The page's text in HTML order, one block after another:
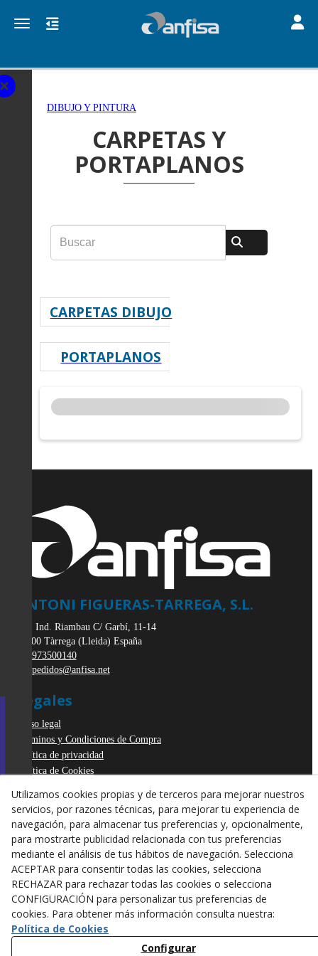
Toggle navigation
DIBUJO Y PINTURA
CARPETAS Y
PORTAPLANOS
CARPETAS DIBUJO
PORTAPLANOS
ANTONI FIGUERAS-TARREGA, S.L.
Pol. Ind. Riambau C/ Garbí, 11-14
25300 Tàrrega (Lleida) España
973500140
pedidos@anfisa.net
Legales
Aviso legal
Términos y Condiciones de Compra
Política de privacidad
Política de Cookies
Derecho de desistimiento
Utilizamos cookies propias y de terceros para mejorar nuestros
servicios, por razones técnicas, para mejorar tu experiencia de
navegación, para almacenar tus preferencias y, opcionalmente,
para mostrarte publicidad relacionada con tus preferencias
mediante el análisis de tus hábitos de navegación. Selecciona
ACEPTAR para consentir todas las cookies, selecciona
RECHAZAR para rechazar todas las cookies o selecciona
CONFIGURACIÓN para personalizar tus preferencias de
cookies. Para obtener más información consulta nuestra:
Política de Cookies
Configurar